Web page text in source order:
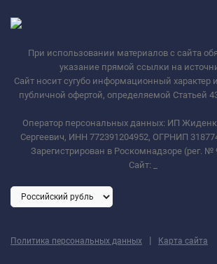
При использовании материалов с сайта
указание прямой ссылки на
Сайт носит сугубо информационный характер
публичной офертой, определяемой Статьей
Оператор персональных данных: ИП
Сергеевич, ИНН 772391204952, ОГРНИП
Зарегистрирован в Роскомнадзоре (рег. №
Сайт:
Политика персональных данных | Карта сайта